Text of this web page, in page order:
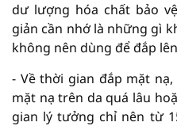
dư lượng hóa chất bảo
giản cần nhớ là những gì
không nên dùng để đắp
- Về thời gian đắp mặt
mặt nạ trên da quá lâu
gian lý tưởng chỉ nên từ